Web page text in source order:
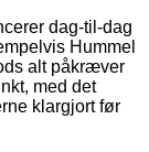
dag-til-dag
Hummel
alt påkræver
med det
klargjort før